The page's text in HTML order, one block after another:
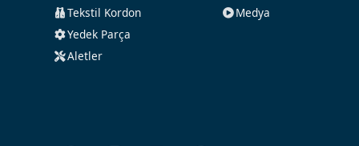
Tekstil Kordon
Yedek Parça
Aletler
Medya